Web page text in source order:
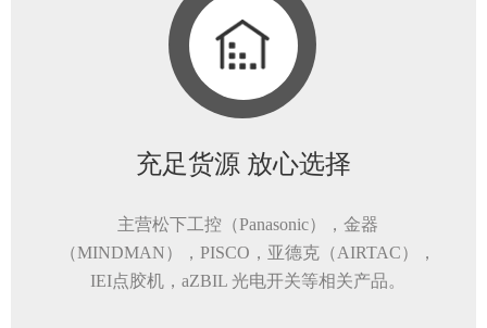
充足货源 放心选择
主营松下工控（Panasonic），金器
（MINDMAN），PISCO，亚德克（AIRTAC），
IEI点胶机，aZBIL 光电开关等相关产品。